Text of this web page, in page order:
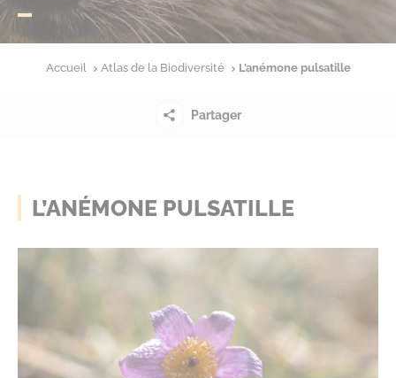
Accueil Atlas de la Biodiversité L’anémone pulsatille
Partager
L’ANÉMONE PULSATILLE